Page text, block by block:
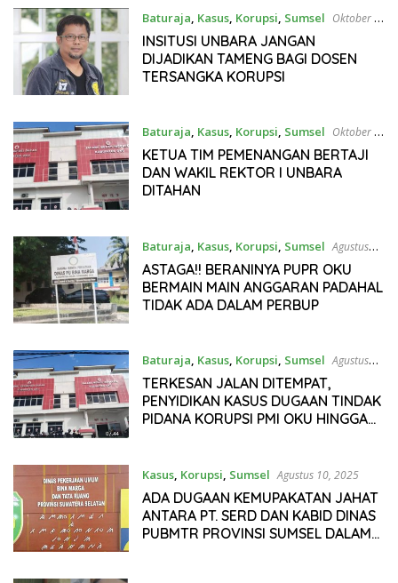
Baturaja, Kasus, Korupsi, Sumsel Oktober 8,
2025
INSITUSI UNBARA JANGAN
DIJADIKAN TAMENG BAGI DOSEN
TERSANGKA KORUPSI
Baturaja, Kasus, Korupsi, Sumsel Oktober 6,
2025
KETUA TIM PEMENANGAN BERTAJI
DAN WAKIL REKTOR I UNBARA
DITAHAN
Baturaja, Kasus, Korupsi, Sumsel Agustus
27, 2025
ASTAGA!! BERANINYA PUPR OKU
BERMAIN MAIN ANGGARAN PADAHAL
TIDAK ADA DALAM PERBUP
Baturaja, Kasus, Korupsi, Sumsel Agustus
18, 2025
TERKESAN JALAN DITEMPAT,
PENYIDIKAN KASUS DUGAAN TINDAK
PIDANA KORUPSI PMI OKU HINGGA
Kasus, Korupsi, Sumsel Agustus 10, 2025
ADA DUGAAN KEMUPAKATAN JAHAT
ANTARA PT. SERD DAN KABID DINAS
PUBMTR PROVINSI SUMSEL DALAM